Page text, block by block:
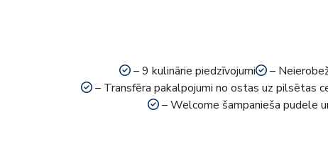
– 9 kulinārie piedzīvojumi –
– Transfēra pakalpojumi no ostas uz pilsētas
– Welcome šampanieša pudele